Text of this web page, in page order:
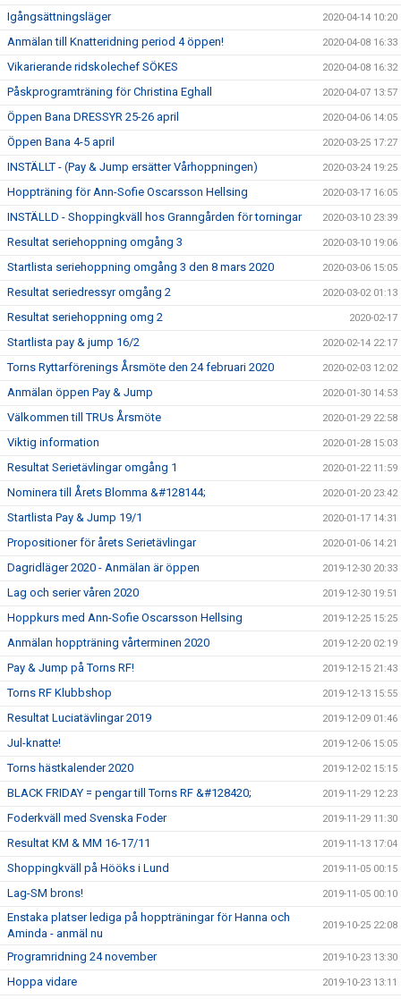
Igångsättningsläger 2020-04-14 10:20
Anmälan till Knatteridning period 4 öppen! 2020-04-08 16:33
Vikarierande ridskolechef SÖKES 2020-04-08 16:32
Påskprogramträning för Christina Eghall 2020-04-07 13:57
Öppen Bana DRESSYR 25-26 april 2020-04-06 14:05
Öppen Bana 4-5 april 2020-03-25 17:27
INSTÄLLT - (Pay & Jump ersätter Vårhoppningen) 2020-03-24 19:25
Hoppträning för Ann-Sofie Oscarsson Hellsing 2020-03-17 16:05
INSTÄLLD - Shoppingkväll hos Granngården för torningar 2020-03-10 23:39
Resultat seriehoppning omgång 3 2020-03-10 19:06
Startlista seriehoppning omgång 3 den 8 mars 2020 2020-03-06 15:05
Resultat seriedressyr omgång 2 2020-03-02 01:13
Resultat seriehoppning omg 2 2020-02-17
Startlista pay & jump 16/2 2020-02-14 22:17
Torns Ryttarförenings Årsmöte den 24 februari 2020 2020-02-03 12:02
Anmälan öppen Pay & Jump 2020-01-30 14:53
Välkommen till TRUs Årsmöte 2020-01-29 22:58
Viktig information 2020-01-28 15:03
Resultat Serietävlingar omgång 1 2020-01-22 11:59
Nominera till Årets Blomma &#128144; 2020-01-20 23:42
Startlista Pay & Jump 19/1 2020-01-17 14:31
Propositioner för årets Serietävlingar 2020-01-06 14:21
Dagridläger 2020 - Anmälan är öppen 2019-12-30 20:33
Lag och serier våren 2020 2019-12-30 19:51
Hoppkurs med Ann-Sofie Oscarsson Hellsing 2019-12-25 15:25
Anmälan hoppträning vårterminen 2020 2019-12-20 02:19
Pay & Jump på Torns RF! 2019-12-15 21:43
Torns RF Klubbshop 2019-12-13 15:55
Resultat Luciatävlingar 2019 2019-12-09 01:46
Jul-knatte! 2019-12-06 15:05
Torns hästkalender 2020 2019-12-02 15:15
BLACK FRIDAY = pengar till Torns RF &#128420; 2019-11-29 12:23
Foderkväll med Svenska Foder 2019-11-29 11:30
Resultat KM & MM 16-17/11 2019-11-13 17:04
Shoppingkväll på Hööks i Lund 2019-11-05 00:15
Lag-SM brons! 2019-11-05 00:10
Enstaka platser lediga på hoppträningar för Hanna och
Aminda - anmäl nu
2019-10-25 22:08
Programridning 24 november 2019-10-23 13:30
Hoppa vidare 2019-10-23 13:11